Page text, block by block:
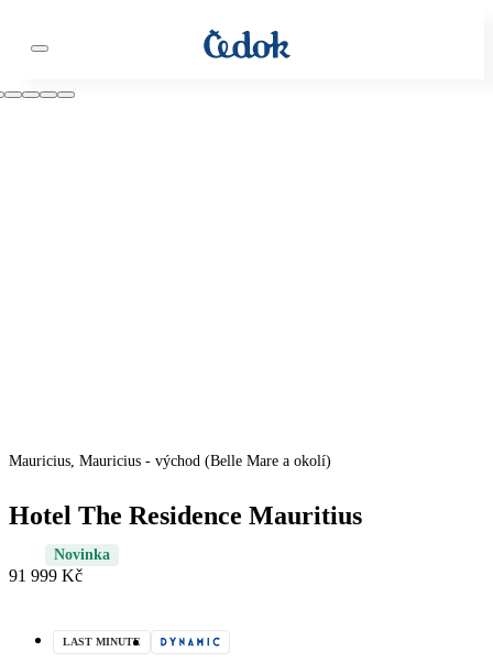
Mauricius, Mauricius - východ (Belle Mare a okolí)
Hotel The Residence Mauritius
Novinka
91 999 Kč
LAST MINUTE